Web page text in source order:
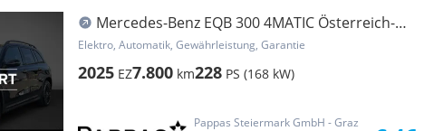
Mercedes-Benz EQB 300 4MATIC Österreich-
Edition PTS Distr Navi
Elektro, Automatik, Gewährleistung, Garantie
2025 EZ7.800 km228 PS (168 kW)
Pappas Steiermark GmbH - Graz